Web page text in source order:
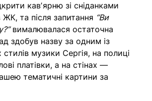
кавʼярню зі сніданками
ЖК, та після запитання “Ви
вималювалася остаточна
здобув назву за одним із
музики Сергія, на полиці
платівки, а на стінах —
тематичні картини за